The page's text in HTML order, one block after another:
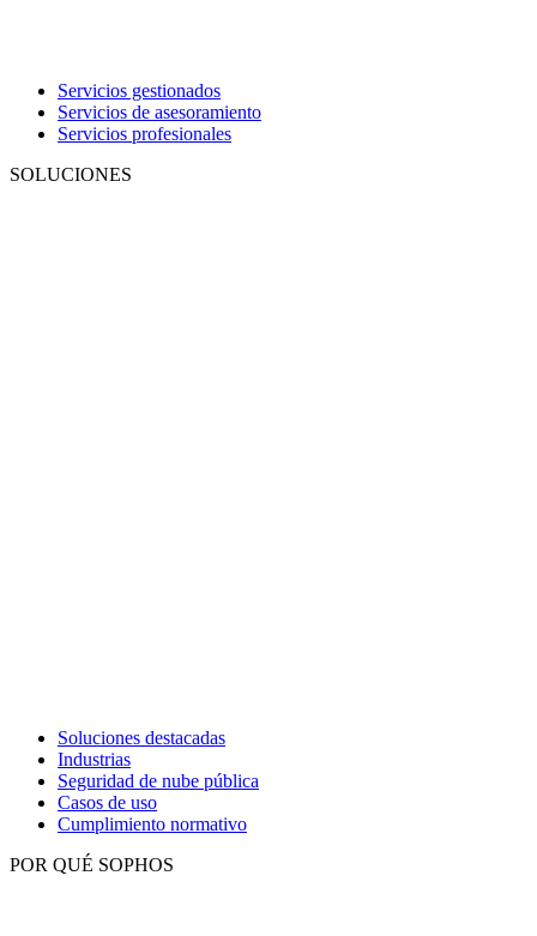
Servicios gestionados
Servicios de asesoramiento
Servicios profesionales
SOLUCIONES
Soluciones destacadas
Industrias
Seguridad de nube pública
Casos de uso
Cumplimiento normativo
POR QUÉ SOPHOS